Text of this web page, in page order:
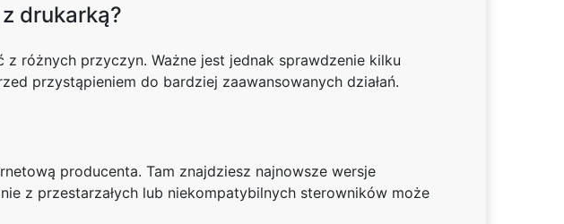
drukarką?
różnych przyczyn. Ważne jest jednak sprawdzenie kilku
przystąpieniem do bardziej zaawansowanych działań.
producenta. Tam znajdziesz najnowsze wersje
z przestarzałych lub niekompatybilnych sterowników może